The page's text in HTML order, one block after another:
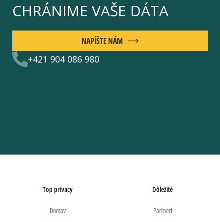
CHRÁNIME VAŠE DÁTA
+421 904 086 980
NAPÍŠTE NÁM
Top privacy
Domov
Dôležité
Partneri